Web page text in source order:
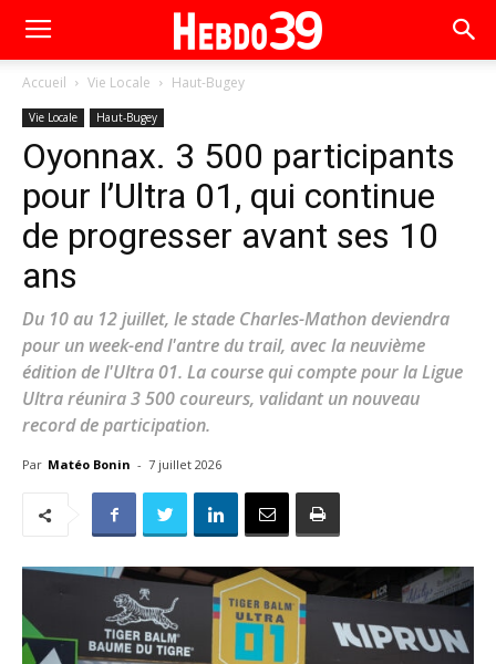
Accueil Vie Locale Haut-Bugey
Vie Locale Haut-Bugey
Oyonnax. 3 500 participants
pour l’Ultra 01, qui continue
de progresser avant ses 10
ans
Du 10 au 12 juillet, le stade Charles-Mathon deviendra
pour un week-end l'antre du trail, avec la neuvième
édition de l'Ultra 01. La course qui compte pour la Ligue
Ultra réunira 3 500 coureurs, validant un nouveau
record de participation.
Par Matéo Bonin - 7 juillet 2026